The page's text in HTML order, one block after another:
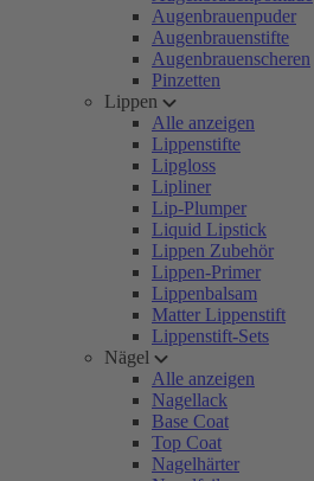
Augenbrauenpuder
Augenbrauenstifte
Augenbrauenscheren
Pinzetten
Lippen
Alle anzeigen
Lippenstifte
Lipgloss
Lipliner
Lip-Plumper
Liquid Lipstick
Lippen Zubehör
Lippen-Primer
Lippenbalsam
Matter Lippenstift
Lippenstift-Sets
Nägel
Alle anzeigen
Nagellack
Base Coat
Top Coat
Nagelhärter